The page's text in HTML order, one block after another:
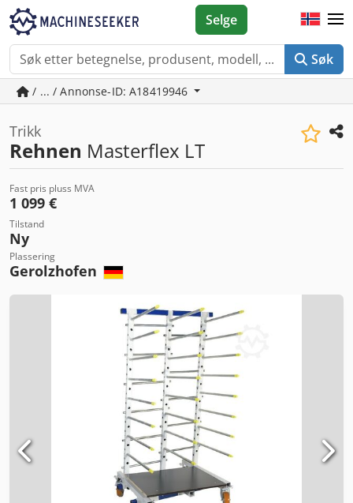
Søk
Selge
/ ... / Annonse-ID: A18419946
Trikk
Rehnen Masterflex LT
Fast pris pluss MVA
1 099 €
Tilstand
Ny
Plassering
Gerolzhofen